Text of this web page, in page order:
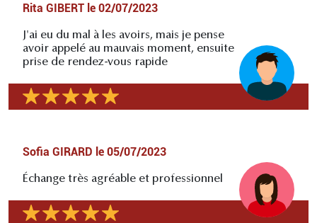
Rita GIBERT le 02/07/2023
J'ai eu du mal à les avoirs, mais je pense
avoir appelé au mauvais moment, ensuite
prise de rendez-vous rapide
Sofia GIRARD le 05/07/2023
Échange très agréable et professionnel